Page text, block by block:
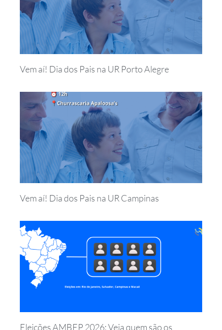
Vem aí! Dia dos Pais na UR Porto Alegre
Vem aí! Dia dos Pais na UR Campinas
Eleições AMBEP 2026: Veja quem são os